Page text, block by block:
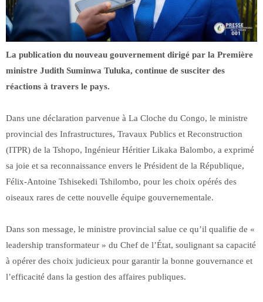
La publication du nouveau gouvernement dirigé par la Première
ministre Judith Suminwa Tuluka, continue de susciter des
réactions à travers le pays.
Dans une déclaration parvenue à La Cloche du Congo, le ministre
provincial des Infrastructures, Travaux Publics et Reconstruction
(ITPR) de la Tshopo, Ingénieur Héritier Likaka Balombo, a exprimé
sa joie et sa reconnaissance envers le Président de la République,
Félix-Antoine Tshisekedi Tshilombo, pour les choix opérés des
oiseaux rares de cette nouvelle équipe gouvernementale.
Dans son message, le ministre provincial salue ce qu’il qualifie de «
leadership transformateur » du Chef de l’État, soulignant sa capacité
à opérer des choix judicieux pour garantir la bonne gouvernance et
l’efficacité dans la gestion des affaires publiques.